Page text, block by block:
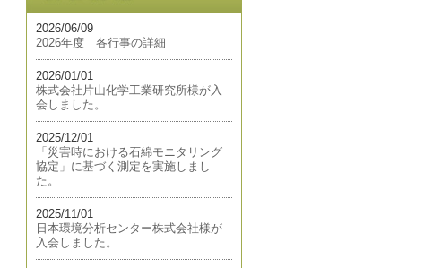
2026/06/09
2026年度 各行事の詳細
2026/01/01
株式会社片山化学工業研究所様が入
会しました。
2025/12/01
「災害時における石綿モニタリング
協定」に基づく測定を実施しまし
た。
2025/11/01
日本環境分析センター株式会社様が
入会しました。